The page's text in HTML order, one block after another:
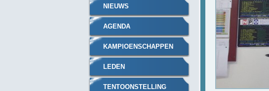
VRIENDEN JUBBEGA
NIEUWS
AGENDA
KAMPIOENSCHAPPEN
LEDEN
TENTOONSTELLING